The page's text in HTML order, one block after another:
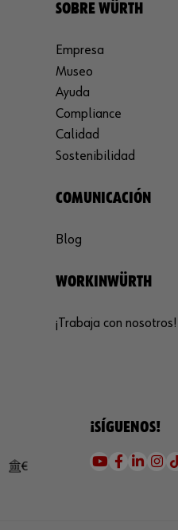
SOBRE WÜRTH
Empresa
Museo
Ayuda
Compliance
Calidad
Sostenibilidad
COMUNICACIÓN
Blog
WORKINWÜRTH
¡Trabaja con nosotros!
¡SÍGUENOS!